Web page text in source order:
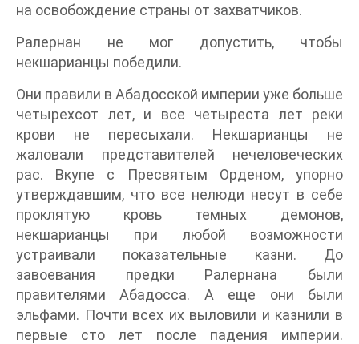
на освобождение страны от захватчиков.
Ралернан не мог допустить, чтобы
некшарианцы победили.
Они правили в Абадосской империи уже больше
четырехсот лет, и все четыреста лет реки
крови не пересыхали. Некшарианцы не
жаловали представителей нечеловеческих
рас. Вкупе с Пресвятым Орденом, упорно
утверждавшим, что все нелюди несут в себе
проклятую кровь темных демонов,
некшарианцы при любой возможности
устраивали показательные казни. До
завоевания предки Ралернана были
правителями Абадосса. А еще они были
эльфами. Почти всех их выловили и казнили в
первые сто лет после падения империи.